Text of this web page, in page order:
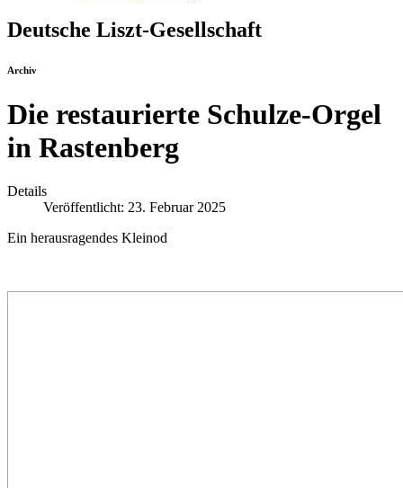
Deutsche Liszt-Gesellschaft
Archiv
Die restaurierte Schulze-Orgel
in Rastenberg
Details
Veröffentlicht: 23. Februar 2025
Ein herausragendes Kleinod